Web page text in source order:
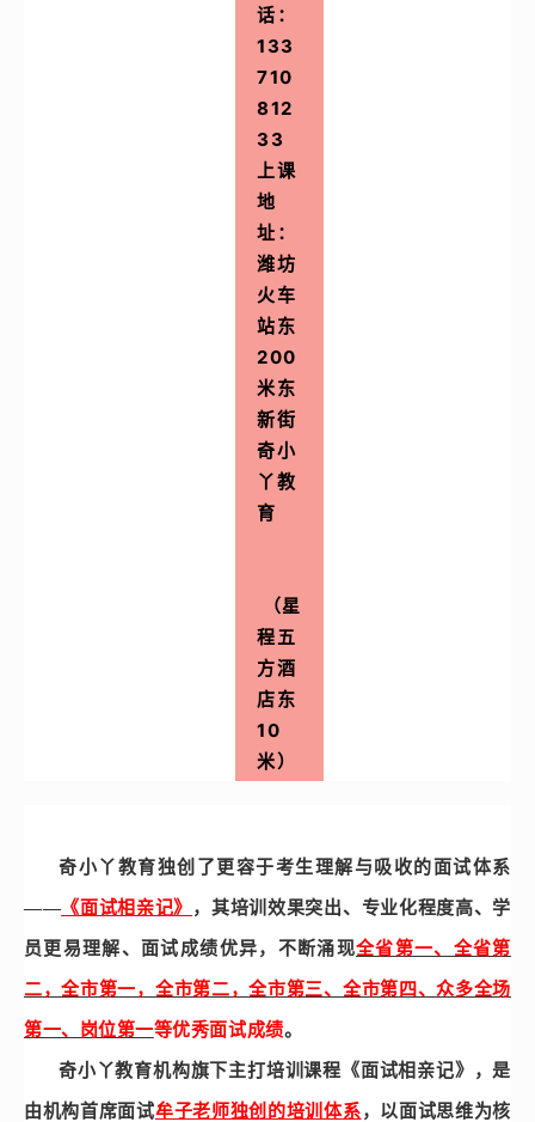
话：
133
710
812
33
上课
地
址：
潍坊
火车
站东
200
米东
新街
奇小
丫教
育
（星
程五
方酒
店东
10
米）
奇小丫教育独创了更容于考生理解与吸收的面试体系
—— 《面试相亲记》 ，其培训效果突出、专业化程度高、学
员更易理解、面试成绩优异，不断涌现全省第一、全省第
二，全市第一，全市第二，全市第三、全市第四、众多全场
第一、岗位第一等优秀面试成绩。
奇小丫教育机构旗下主打培训课程《面试相亲记》，是
由机构首席面试牟子老师独创的培训体系，以面试思维为核